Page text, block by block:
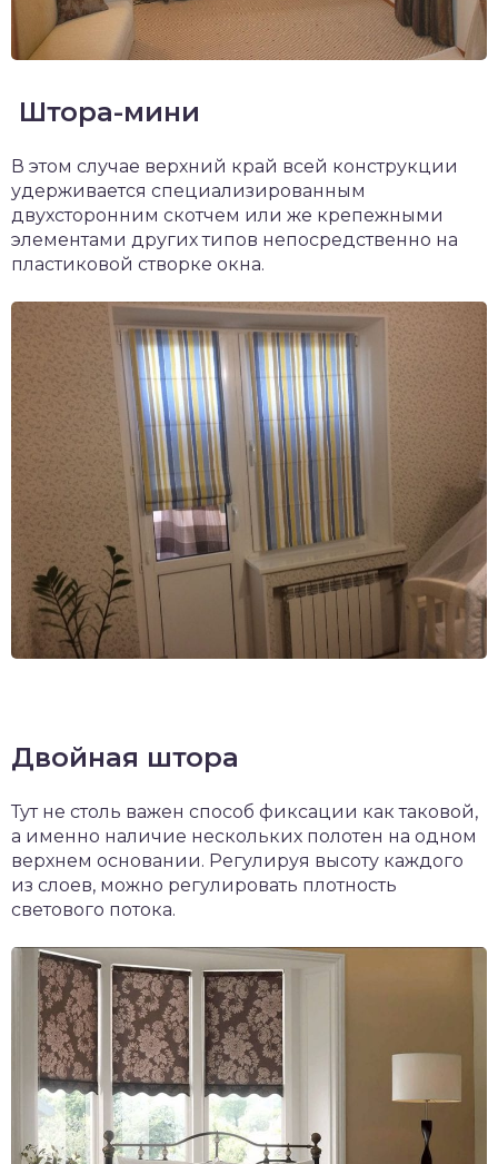
Штора-мини
В этом случае верхний край всей конструкции
удерживается специализированным
двухсторонним скотчем или же крепежными
элементами других типов непосредственно на
пластиковой створке окна.
Двойная штора
Тут не столь важен способ фиксации как таковой,
а именно наличие нескольких полотен на одном
верхнем основании. Регулируя высоту каждого
из слоев, можно регулировать плотность
светового потока.